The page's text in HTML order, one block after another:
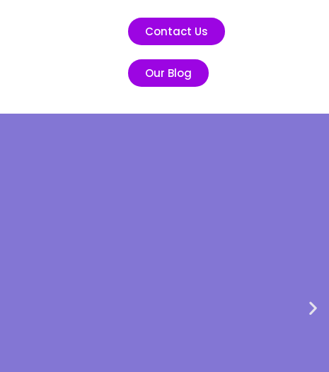
Contact Us
Our Blog